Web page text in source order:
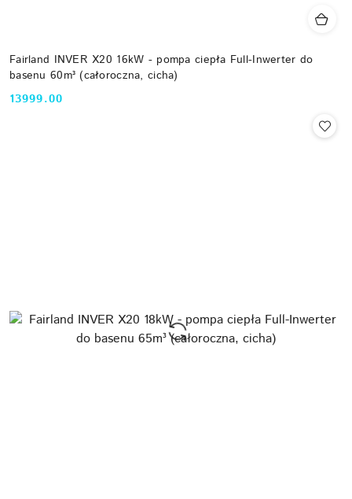
Fairland INVER X20 16kW - pompa ciepła Full-Inwerter do
basenu 60m³ (całoroczna, cicha)
Cena:
13999.00